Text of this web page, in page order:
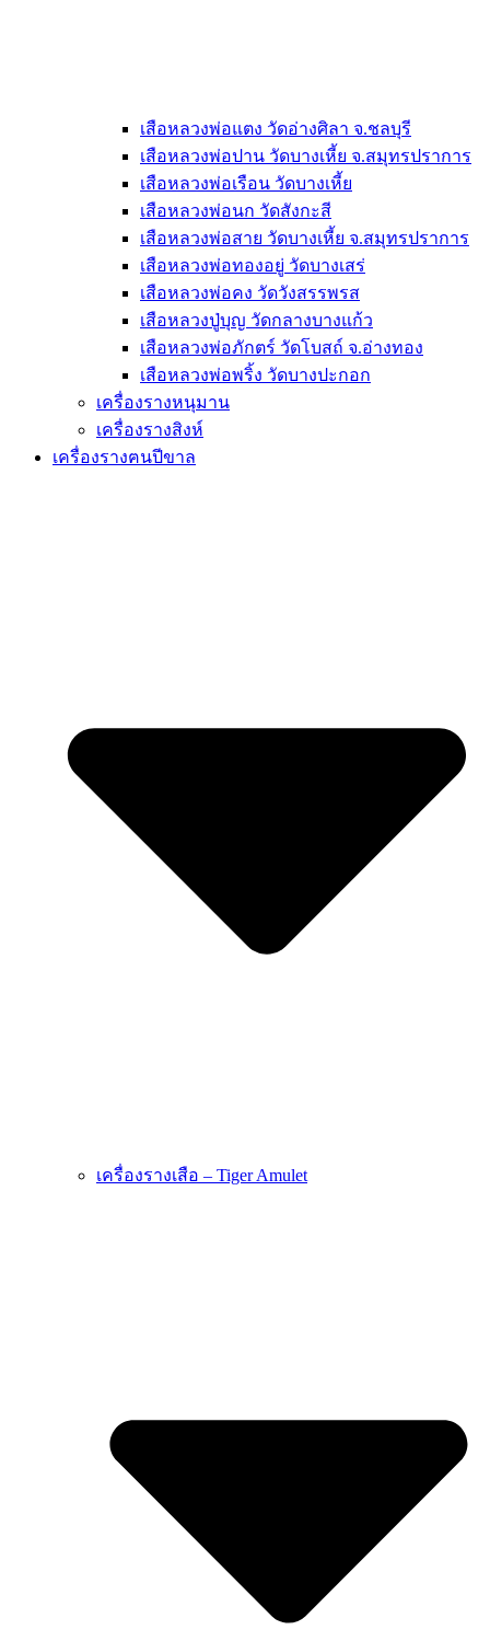
เสือหลวงพ่อแตง วัดอ่างศิลา จ.ชลบุรี
เสือหลวงพ่อปาน วัดบางเหี้ย จ.สมุทรปราการ
เสือหลวงพ่อเรือน วัดบางเหี้ย
เสือหลวงพ่อนก วัดสังกะสี
เสือหลวงพ่อสาย วัดบางเหี้ย จ.สมุทรปราการ
เสือหลวงพ่อทองอยู่ วัดบางเสร่
เสือหลวงพ่อคง วัดวังสรรพรส
เสือหลวงปู่บุญ วัดกลางบางแก้ว
เสือหลวงพ่อภักตร์ วัดโบสถ์ จ.อ่างทอง
เสือหลวงพ่อพริ้ง วัดบางปะกอก
เครื่องรางหนุมาน
เครื่องรางสิงห์
เครื่องรางฅนปีขาล
เครื่องรางเสือ – Tiger Amulet